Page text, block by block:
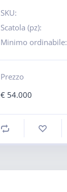
SKU:
Scatola (pz):
Minimo ordinabile:
Prezzo
€ 54.000